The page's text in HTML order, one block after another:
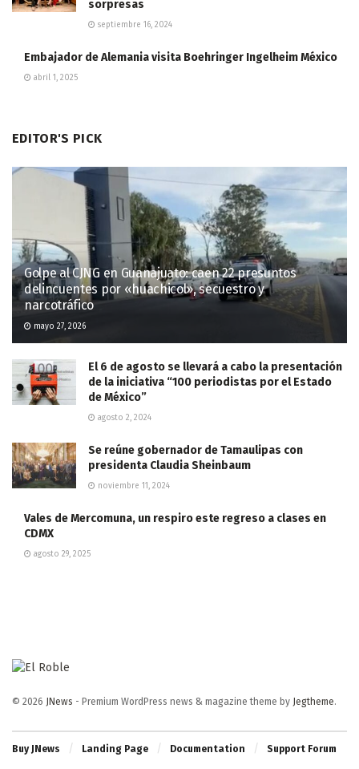
sorpresas
septiembre 16, 2024
Embajador de Alemania visita Boehringer Ingelheim México
abril 1, 2025
EDITOR'S PICK
Golpe al CJNG en Guanajuato: caen 22 presuntos
delincuentes por «huachicol», secuestro y
narcotráfico
mayo 27, 2026
El 6 de agosto se llevará a cabo la presentación
de la iniciativa “100 periodistas por el Estado
de México”
agosto 2, 2024
Se reúne gobernador de Tamaulipas con
presidenta Claudia Sheinbaum
noviembre 11, 2024
Vales de Mercomuna, un respiro este regreso a clases en
CDMX
agosto 29, 2025
© 2026 JNews - Premium WordPress news & magazine theme by Jegtheme.
Buy JNews Landing Page Documentation Support Forum